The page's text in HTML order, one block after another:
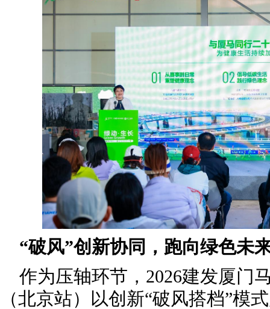
“破风”创新协同，跑向绿色未
作为压轴环节，2026建发厦门
（北京站）以创新“破风搭档”模